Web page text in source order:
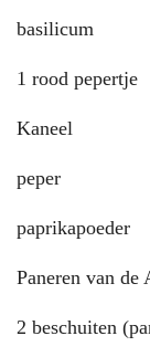
basilicum
1 rood pepertje
Kaneel
peper
paprikapoeder
Paneren van de
2 beschuiten